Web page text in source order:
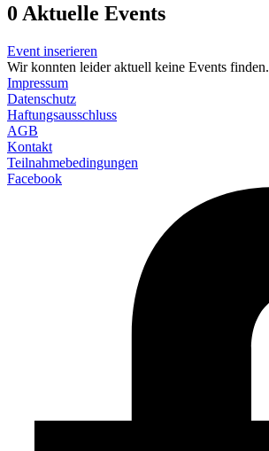
0 Aktuelle Events
Event inserieren
Wir konnten leider aktuell keine Events finden.
Impressum
Datenschutz
Haftungsausschluss
AGB
Kontakt
Teilnahmebedingungen
Facebook